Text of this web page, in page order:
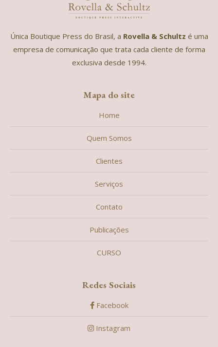
Única Boutique Press do Brasil, a Rovella & Schultz é uma
empresa de comunicação que trata cada cliente de forma
exclusiva desde 1994.
Mapa do site
Home
Quem Somos
Clientes
Serviços
Contato
Publicações
CURSO
Redes Sociais
Facebook
Instagram